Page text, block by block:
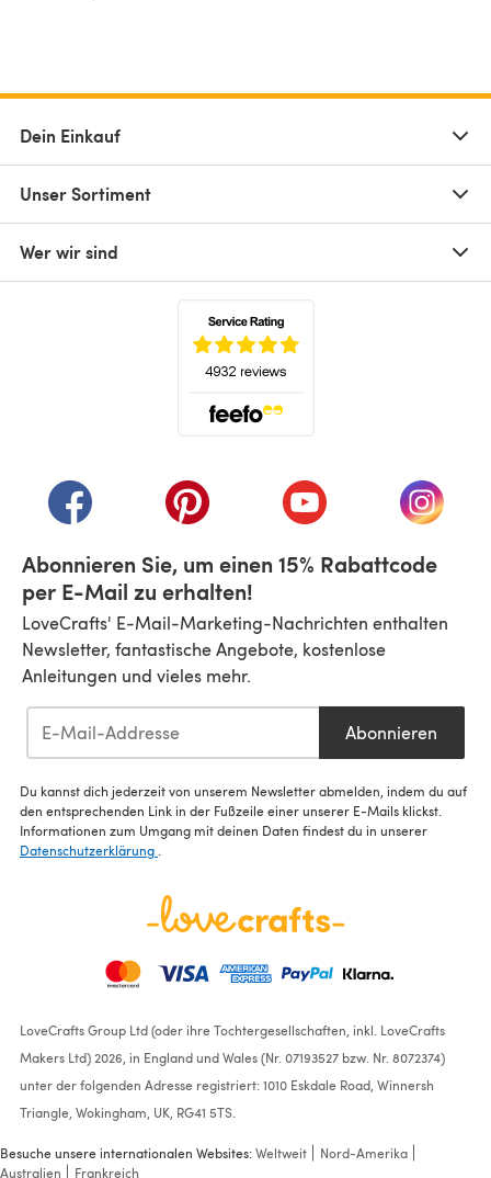
Dein Einkauf
Unser Sortiment
Wer wir sind
(öffnet sich in einem neuen Tab)
(öffnet sich in einem neuen Tab)
(öffnet sich in einem
(öffnet
Abonnieren Sie, um einen 15% Rabattcode
per E-Mail zu erhalten!
LoveCrafts' E-Mail-Marketing-Nachrichten enthalten
Newsletter, fantastische Angebote, kostenlose
Anleitungen und vieles mehr.
Abonnieren
Du kannst dich jederzeit von unserem Newsletter abmelden, indem du auf
den entsprechenden Link in der Fußzeile einer unserer E-Mails klickst.
Informationen zum Umgang mit deinen Daten findest du in unserer
Datenschutzerklärung
LoveCrafts Group Ltd (oder ihre Tochtergesellschaften, inkl. LoveCrafts
Makers Ltd) 2026, in England und Wales (Nr. 07193527 bzw. Nr. 8072374)
unter der folgenden Adresse registriert: 1010 Eskdale Road, Winnersh
Triangle, Wokingham, UK, RG41 5TS.
Besuche unsere internationalen Websites:Weltweit
Nord-Amerika
Australien
Frankreich